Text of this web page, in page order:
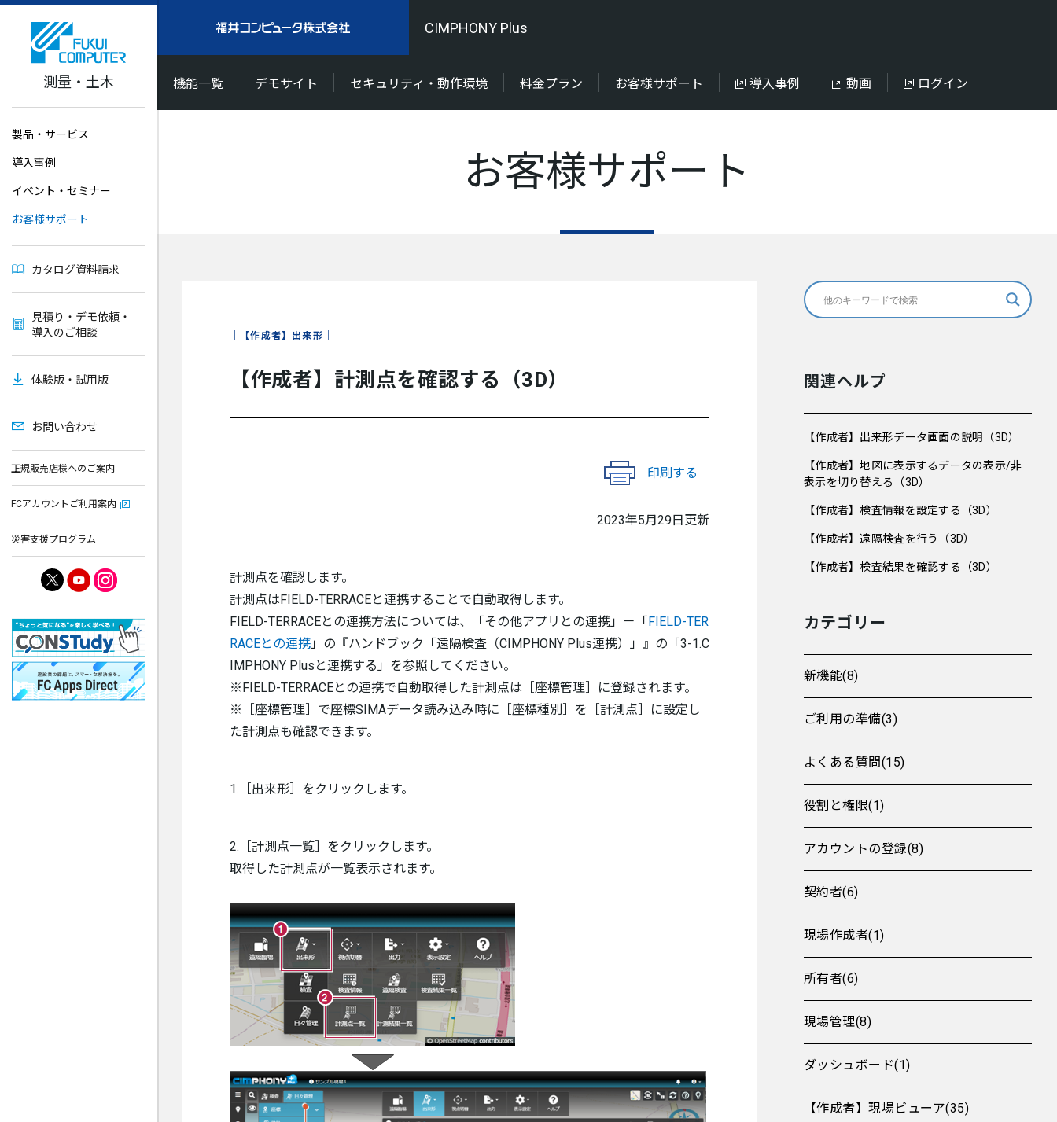
測量・土木
製品・サービス
導入事例
イベント・セミナー
お客様サポート
カタログ資料請求
見積り・デモ依頼・
導入のご相談
体験版・試用版
お問い合わせ
正規販売店様へのご案内
FCアカウントご利用案内
災害支援プログラム
CIMPHONY Plus
機能一覧 デモサイト セキュリティ・動作環境 料金プラン お客様サポート 導入事例 動画 ログイン
お客様サポート
【作成者】出来形
【作成者】計測点を確認する（3D）
印刷する
2023年5月29日更新
計測点を確認します。
計測点はFIELD-TERRACEと連携することで自動取得します。
FIELD-TERRACEとの連携方法については、「その他アプリとの連携」－「FIELD-TER
RACEとの連携」の『ハンドブック「遠隔検査（CIMPHONY Plus連携）」』の「3-1.C
IMPHONY Plusと連携する」を参照してください。
※FIELD-TERRACEとの連携で自動取得した計測点は［座標管理］に登録されます。
※［座標管理］で座標SIMAデータ読み込み時に［座標種別］を［計測点］に設定し
た計測点も確認できます。
1.［出来形］をクリックします。
2.［計測点一覧］をクリックします。
取得した計測点が一覧表示されます。
関連ヘルプ
【作成者】出来形データ画面の説明（3D）
【作成者】地図に表示するデータの表示/非
表示を切り替える（3D）
【作成者】検査情報を設定する（3D）
【作成者】遠隔検査を行う（3D）
【作成者】検査結果を確認する（3D）
カテゴリー
新機能(8)
ご利用の準備(3)
よくある質問(15)
役割と権限(1)
アカウントの登録(8)
契約者(6)
現場作成者(1)
所有者(6)
現場管理(8)
ダッシュボード(1)
【作成者】現場ビューア(35)